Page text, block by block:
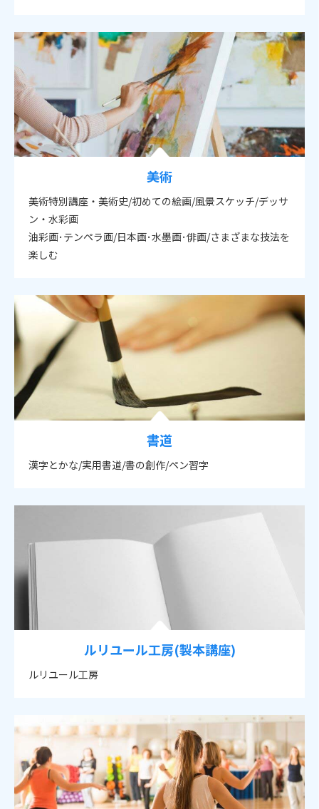
美術
美術特別講座・美術史/初めての絵画/風景スケッチ/デッサ
ン・水彩画
油彩画･テンペラ画/日本画･水墨画･俳画/さまざまな技法を
楽しむ
書道
漢字とかな/実用書道/書の創作/ペン習字
ルリユール工房(製本講座)
ルリユール工房